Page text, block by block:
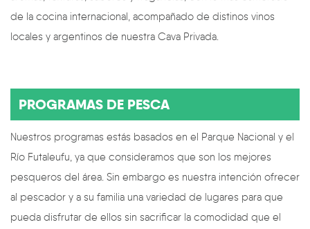
de la cocina internacional, acompañado de distinos vinos
locales y argentinos de nuestra Cava Privada.
PROGRAMAS DE PESCA
Nuestros programas estás basados en el Parque Nacional y el
Río Futaleufu, ya que consideramos que son los mejores
pesqueros del área. Sin embargo es nuestra intención ofrecer
al pescador y a su familia una variedad de lugares para que
pueda disfrutar de ellos sin sacrificar la comodidad que el